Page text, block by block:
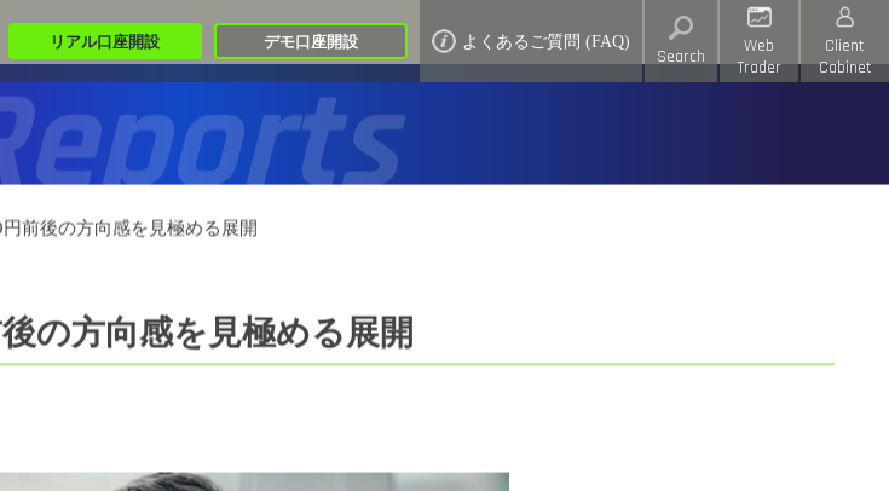
リアル口座開設 デモ口座開設 よくあるご質問 (FAQ)
Search
Web
Trader
Client
Cabinet
円前後の方向感を見極める展開
の方向感を見極める展開